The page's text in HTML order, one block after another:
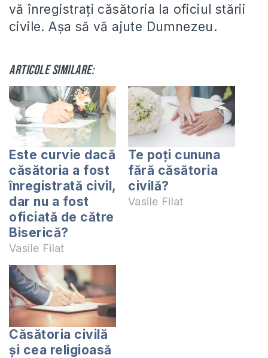
vă înregistrați căsătoria la oficiul stării
civile. Așa să vă ajute Dumnezeu.
Articole similare:
Este curvie dacă
căsătoria a fost
înregistrată civil,
dar nu a fost
oficiată de către
Biserică?
Vasile Filat
Te poți cununa
fără căsătoria
civilă?
Vasile Filat
Căsătoria civilă
şi cea religioasă